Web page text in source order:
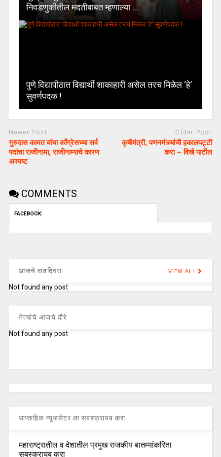
निवडणुकीतील मदतीबाबत म्हणाल्या …
पुणे विद्यापीठात विद्यार्थी शाकाहारी असेल तरच मिळेल ‘हे’
सुवर्णपदक !
Newer Post
गुरुदास कामत यांचा काँग्रेसच्या सर्व
पदांचा राजीनामा, राजीनाम्याचे कारण
अस्पष्ट
Older Post
कृषीमंत्री, पणनमंत्र्यांची हकालपट्टी
करा – विखे पाटील
COMMENTS
FACEBOOK:
आजचे वाढदिवस VIEW ALL
Not found any post
नेत्यांचे आजचे दौरे
Not found any post
साप्ताहिक न्यूजलेटर ला सबस्क्रायब करा
महाराष्ट्रातील व देशातील प्रमुख राजकीय बातम्यांकरिता
सबस्क्रायब करा